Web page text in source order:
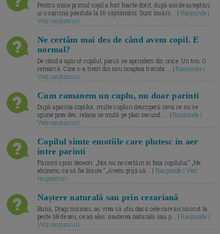
Pentru mine primul copil a fost foarte dorit, după ani de așteptări
și o sarcină pierduta la 16 săptămâni. Sunt însărc... | Raspunde |
Vezi raspunsuri
Ne certăm mai des de când avem copil. E
normal?
De când a apărut copilul, parcă ne aprindem din orice. Un ton. O
remarcă. Cine s-a trezit din nou noaptea trecuta.... |Raspunde |
Vezi raspunsuri
Cum ramanem un cuplu, nu doar parinti
După apariția copiilor, multe cupluri descoperă ceva ce nu se
spune prea des: relația se mută pe plan secund. ... |Raspunde |
Vezi raspunsuri
Copilul simte emotiile care plutesc in aer
intre parinti
Părinții spun deseori: „Noi nu ne certăm în fața copilului.” „Ne
abținem, ca să fie liniște.” „Avem grijă să... | Raspunde | Vezi
raspunsuri
Naștere naturală sau prin cezariană
Bună, Dragi mămici, aș vrea să știu dacă cele care au născut la
peste 38 de ani, ce ați ales: nașterea naturală sau p... |Raspunde |
Vezi raspunsuri